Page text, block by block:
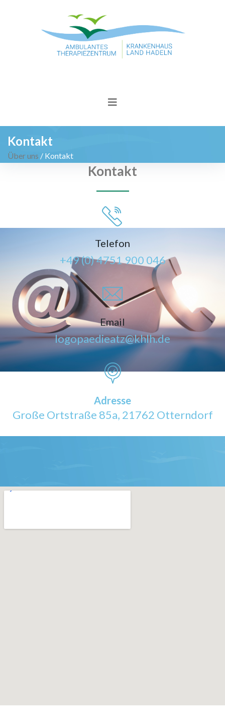
Kontakt
Über uns / Kontakt
Kontakt
Telefon
+49 (0) 4751 900 046
Email
logopaedieatz@khlh.de
Adresse
Große Ortstraße 85a, 21762 Otterndorf